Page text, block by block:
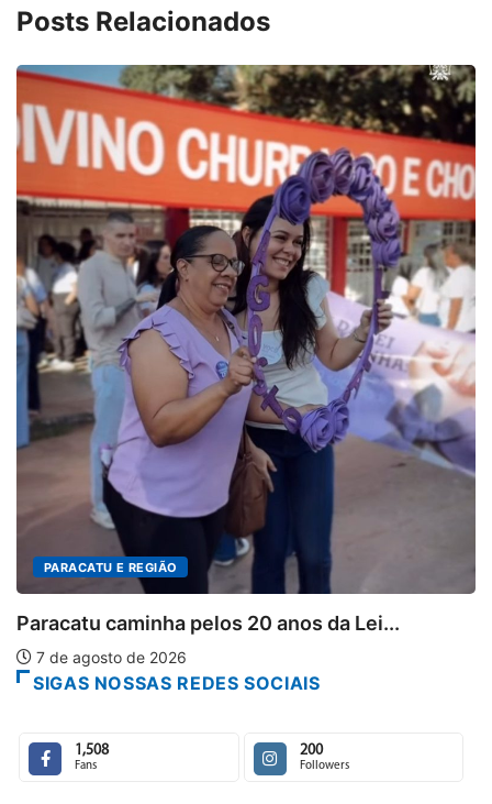
Posts Relacionados
da Lei...
PARACATU E REGIÃO
Projeto CUTUCAR abre
7 de agosto de 2026
SIGAS NOSSAS REDES SOCIAIS
1,508
Fans
200
Followers